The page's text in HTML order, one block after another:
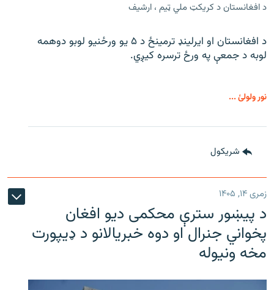
د افغانستان د کریکټ ملي ټیم ، ارشیف
د افغانستان او ایرلینډ ترمینځ د ۵ یو ورځنیو لوبو دوهمه
لوبه د جمعې په ورځ ترسره کیږي.
نور ولولئ ...
شريکول
زمری ۱۴, ۱۴۰۵
د پیښور سترې محکمی دیو افغان
پخواني جنرال او دوه خبریالانو د ډیپورت
مخه ونیوله